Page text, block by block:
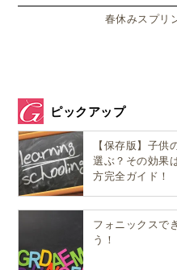
春休みスプリ
ピックアップ
【保存版】子供
選ぶ？その効果
方完全ガイド！
フォニックスで
う！